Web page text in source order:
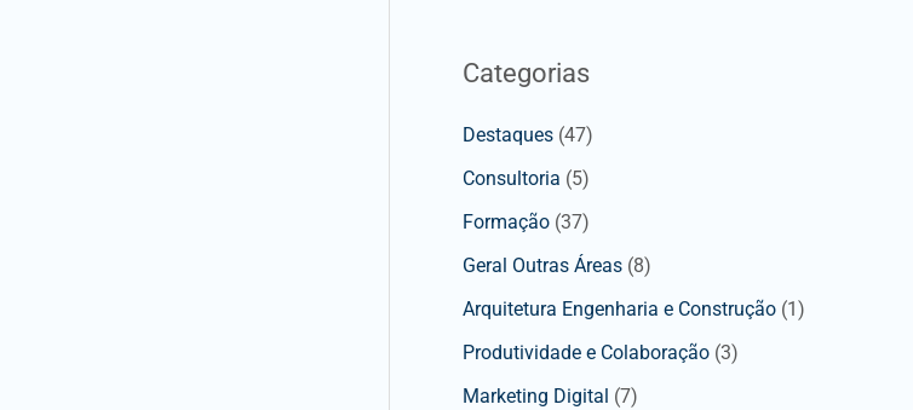
Categorias
Destaques (47)
Consultoria (5)
Formação (37)
Geral Outras Áreas (8)
Arquitetura Engenharia e Construção (1)
Produtividade e Colaboração (3)
Marketing Digital (7)